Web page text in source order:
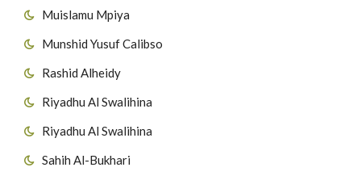
Muislamu Mpiya
Munshid Yusuf Calibso
Rashid Alheidy
Riyadhu Al Swalihina
Riyadhu Al Swalihina
Sahih Al-Bukhari